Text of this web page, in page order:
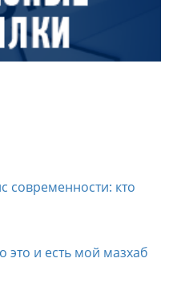
современности: кто
это и есть мой мазхаб